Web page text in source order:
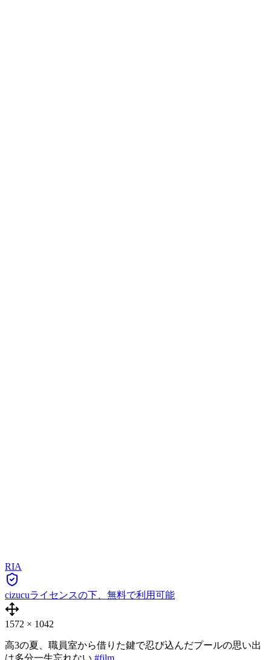
RIA
cizucuライセンスの下、無料で利用可能
1572 × 1042
高3の夏、職員室から借りた鍵で忍び込んだプールの思い出